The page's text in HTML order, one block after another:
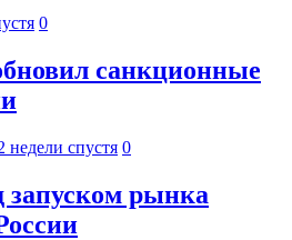
0
санкционные
недели спустя 0
запуском рынка